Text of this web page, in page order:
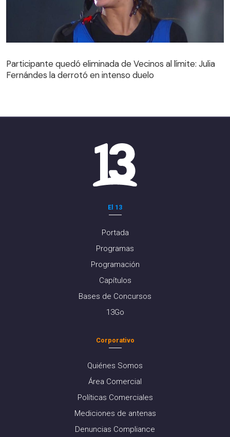
Fernándes la derrotó en intenso duelo
Participante quedó eliminada de Vecinos al límite: Julia
Fernándes la derrotó en intenso duelo
El 13
Portada
Programas
Programación
Capítulos
Bases de Concursos
13Go
Corporativo
Quiénes Somos
Área Comercial
Políticas Comerciales
Mediciones de antenas
Denuncias Compliance